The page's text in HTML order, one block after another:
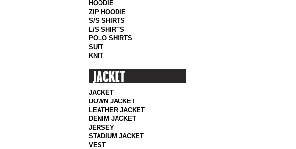
HOODIE
ZIP HOODIE
S/S SHIRTS
L/S SHIRTS
POLO SHIRTS
SUIT
KNIT
JACKET
DOWN JACKET
LEATHER JACKET
DENIM JACKET
JERSEY
STADIUM JACKET
VEST